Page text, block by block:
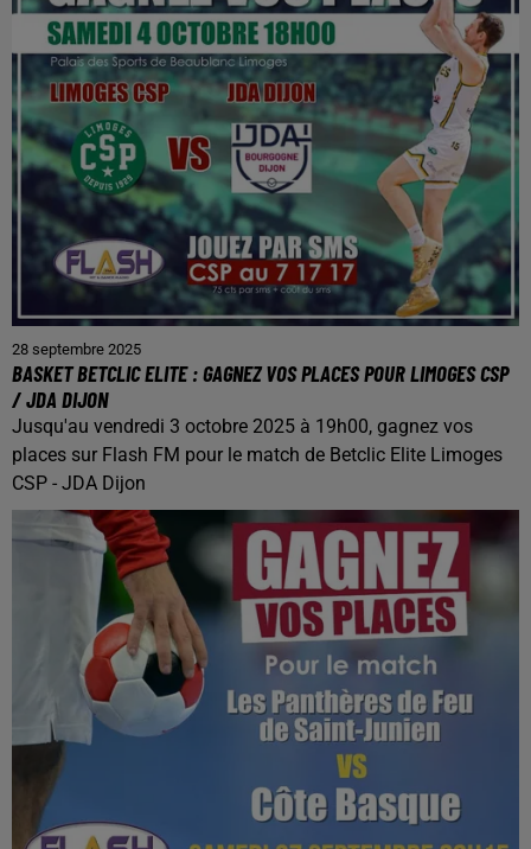
28 septembre 2025
BASKET BETCLIC ELITE : GAGNEZ VOS PLACES POUR LIMOGES CSP
/ JDA DIJON
Jusqu'au vendredi 3 octobre 2025 à 19h00, gagnez vos
places sur Flash FM pour le match de Betclic Elite Limoges
CSP - JDA Dijon